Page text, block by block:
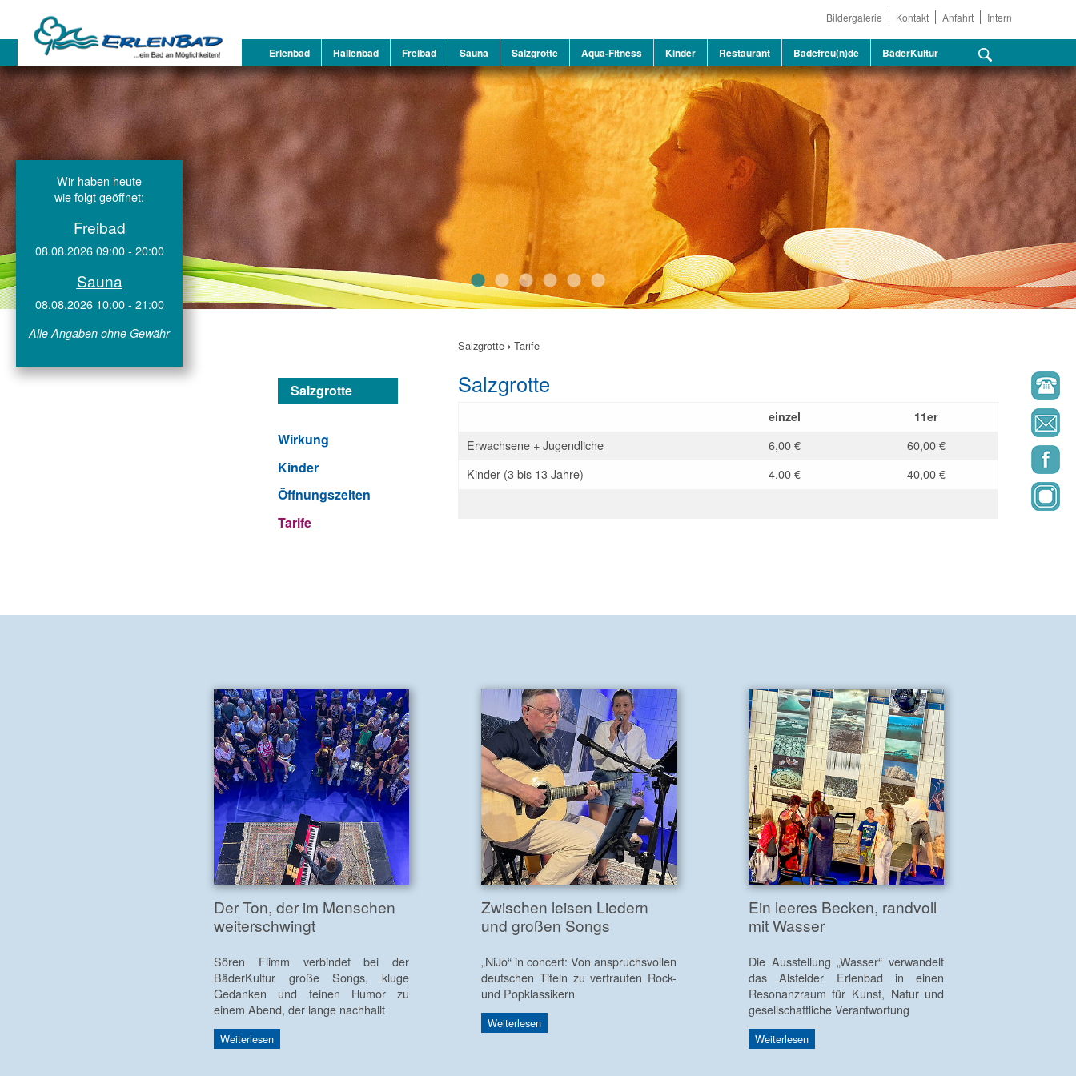
Bildergalerie Kontakt Anfahrt Intern
Erlenbad Hallenbad Freibad Sauna Salzgrotte Aqua-Fitness Kinder Restaurant Badefreu(n)de BäderKultur
Wir haben heute
wie folgt geöffnet:
Freibad
08.08.2026 09:00 - 20:00
Sauna
08.08.2026 10:00 - 21:00
Alle Angaben ohne Gewähr
Salzgrotte› Tarife
Salzgrotte
Wirkung
Kinder
Öffnungszeiten
Tarife
Salzgrotte
einzel 11er
Erwachsene + Jugendliche 6,00 €
60,00 €
Kinder (3 bis 13 Jahre)
4,00 € 40,00 €
Der Ton, der im Menschen
weiterschwingt
Sören Flimm verbindet bei der
BäderKultur große Songs, kluge
Gedanken und feinen Humor zu
einem Abend, der lange nachhallt
Weiterlesen
Zwischen leisen Liedern
und großen Songs
„NiJo“ in concert: Von anspruchsvollen
deutschen Titeln zu vertrauten Rock-
und Popklassikern
Weiterlesen
Ein leeres Becken, randvoll
mit Wasser
Die Ausstellung „Wasser“ verwandelt
das Alsfelder Erlenbad in einen
Resonanzraum für Kunst, Natur und
gesellschaftliche Verantwortung
Weiterlesen